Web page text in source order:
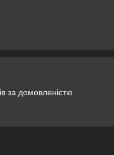
за домовленістю